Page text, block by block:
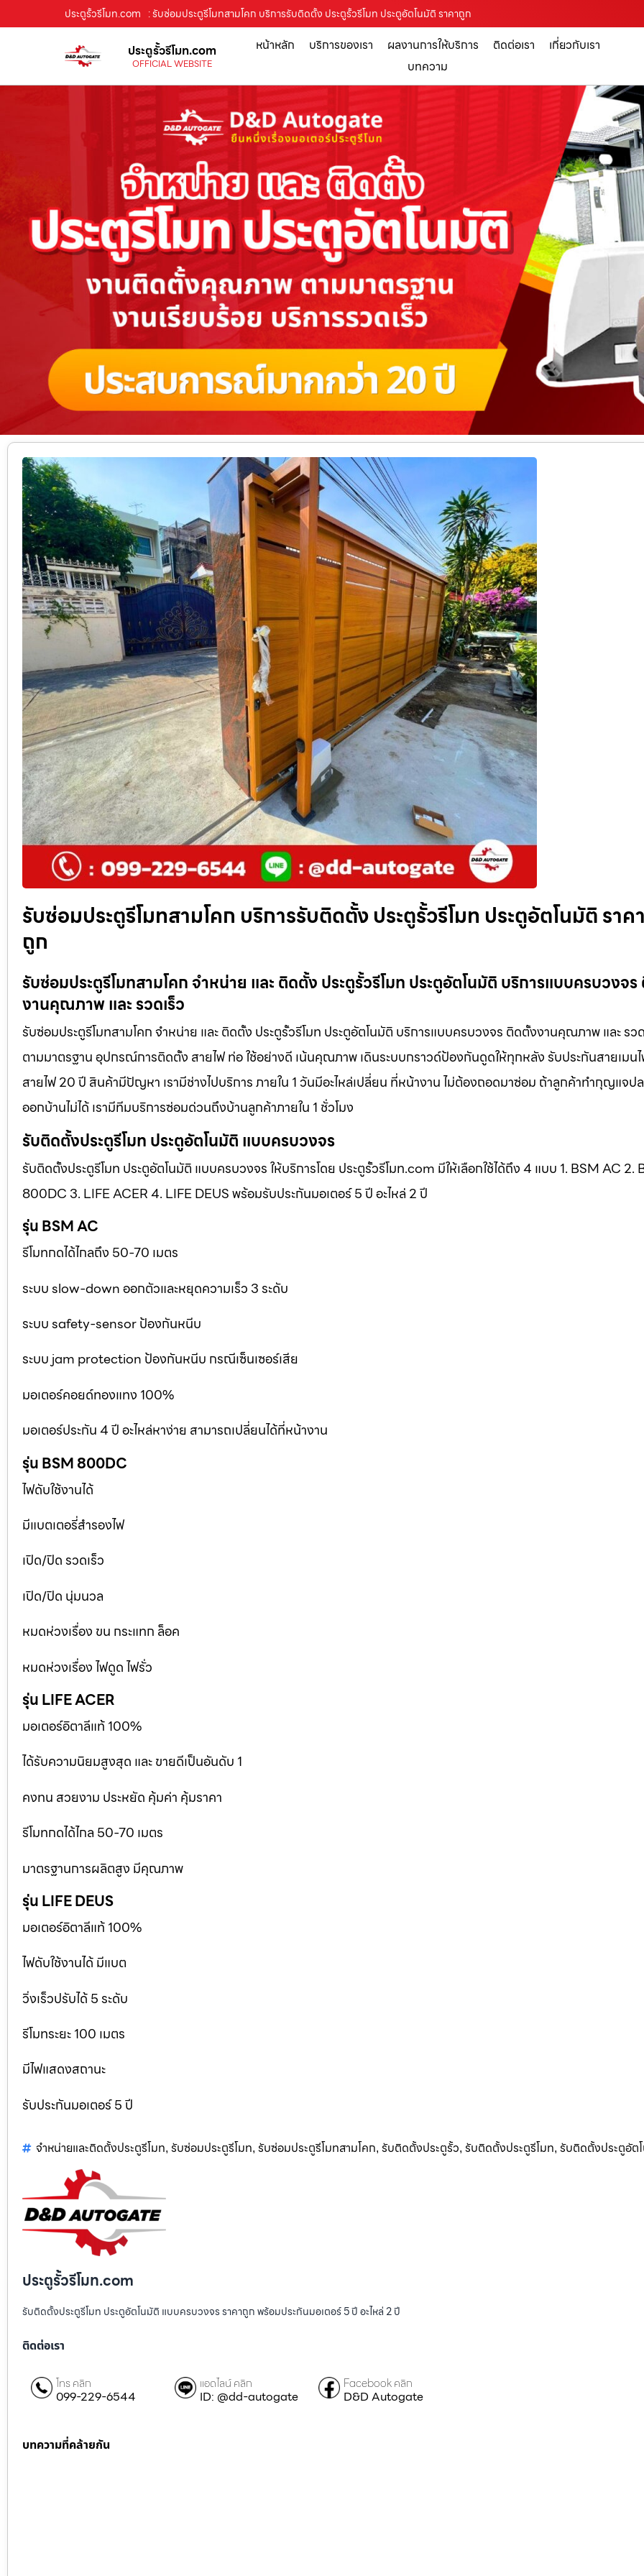
ประตูรั้วรีโมท.com : รับซ่อมประตูรีโมทสามโคก บริการรับติดตั้ง ประตูรั้วรีโมท ประตูอัตโนมัติ ราคาถูก
ประตูรั้วรีโมท.com
OFFICIAL WEBSITE
หน้าหลัก บริการของเรา ผลงานการให้บริการ ติดต่อเรา
เกี่ยวกับเรา
บทความ
รับซ่อมประตูรีโมทสามโคก บริการรับติดตั้ง ประตูรั้วรีโมท ประตูอัตโนมัติ ราค
ถูก
รับซ่อมประตูรีโมทสามโคก จำหน่าย และ ติดตั้ง ประตูรั้วรีโมท ประตูอัตโนมัติ บริการแบบครบวงจ
งานคุณภาพ และ รวดเร็ว
รับซ่อมประตูรีโมทสามโคก จำหน่าย และ ติดตั้ง ประตูรั้วรีโมท ประตูอัตโนมัติ บริการแบบครบวงจร ติดตั้งงานคุณภาพ และ รว
ตามมาตรฐาน อุปกรณ์การติดตั้ง สายไฟ ท่อ ใช้อย่างดี เน้นคุณภาพ เดินระบบกราวด์ป้องกันดูดให้ทุกหลัง รับประกันสายเมนไ
สายไฟ 20 ปี สินค้ามีปัญหา เรามีช่างไปบริการ ภายใน 1 วันมีอะไหล่เปลี่ยน ที่หน้างาน ไม่ต้องถอดมาซ่อม ถ้าลูกค้าทำกุญแจ
ออกบ้านไม่ได้ เรามีทีมบริการซ่อมด่วนถึงบ้านลูกค้าภายใน 1 ชั่วโมง
รับติดตั้งประตูรีโมท ประตูอัตโนมัติ แบบครบวงจร
รับติดตั้งประตูรีโมท ประตูอัตโนมัติ แบบครบวงจร ให้บริการโดย ประตูรั้วรีโมท.com มีให้เลือกใช้ได้ถึง 4 แบบ 1. BSM AC 2.
800DC 3. LIFE ACER 4. LIFE DEUS พร้อมรับประกันมอเตอร์ 5 ปี อะไหล่ 2 ปี
รุ่น BSM AC
รีโมทกดได้ไกลถึง 50-70 เมตร
ระบบ slow-down ออกตัวและหยุดความเร็ว 3 ระดับ
ระบบ safety-sensor ป้องกันหนีบ
ระบบ jam protection ป้องกันหนีบ กรณีเซ็นเซอร์เสีย
มอเตอร์คอยด์ทองแทง 100%
มอเตอร์ประกัน 4 ปี อะไหล่หาง่าย สามารถเปลี่ยนได้ที่หน้างาน
รุ่น BSM 800DC
ไฟดับใช้งานได้
มีแบตเตอรี่สำรองไฟ
เปิด/ปิด รวดเร็ว
เปิด/ปิด นุ่มนวล
หมดห่วงเรื่อง ขน กระแทก ล็อค
หมดห่วงเรื่อง ไฟดูด ไฟรั่ว
รุ่น LIFE ACER
มอเตอร์อิตาลีแท้ 100%
ได้รับความนิยมสูงสุด และ ขายดีเป็นอันดับ 1
คงทน สวยงาม ประหยัด คุ้มค่า คุ้มราคา
รีโมทกดได้ไกล 50-70 เมตร
มาตรฐานการผลิตสูง มีคุณภาพ
รุ่น LIFE DEUS
มอเตอร์อิตาลีแท้ 100%
ไฟดับใช้งานได้ มีแบต
วิ่งเร็วปรับได้ 5 ระดับ
รีโมทระยะ 100 เมตร
มีไฟแสดงสถานะ
รับประกันมอเตอร์ 5 ปี
จำหน่ายและติดตั้งประตูรีโมท, รับซ่อมประตูรีโมท, รับซ่อมประตูรีโมทสามโคก, รับติดตั้งประตูรั้ว, รับติดตั้งประตูรีโมท, รับติดตั้งประตูอัต
ประตูรั้วรีโมท.com
รับติดตั้งประตูรีโมท ประตูอัตโนมัติ แบบครบวงจร ราคาถูก พร้อมประกันมอเตอร์ 5 ปี อะไหล่ 2 ปี
ติดต่อเรา
โทร คลิก
099-229-6544
แอดไลน์ คลิก
ID: @dd-autogate
Facebook คลิก
D&D Autogate
บทความที่คล้ายกัน